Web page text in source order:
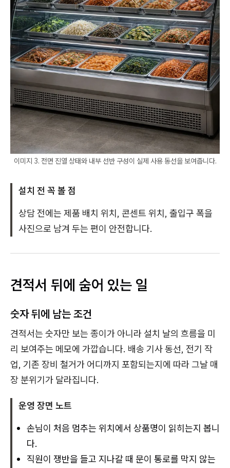
이미지 3. 전면 진열 상태와 내부 선반 구성이 실제 사용 동선을 보여줍니다.
설치 전 꼭 볼 점
상담 전에는 제품 배치 위치, 콘센트 위치, 출입구 폭을
사진으로 남겨 두는 편이 안전합니다.
견적서 뒤에 숨어 있는 일
숫자 뒤에 남는 조건
견적서는 숫자만 보는 종이가 아니라 설치 날의 흐름을 미
리 보여주는 메모에 가깝습니다. 배송 기사 동선, 전기 작
업, 기존 장비 철거가 어디까지 포함되는지에 따라 그날 매
장 분위기가 달라집니다.
운영 장면 노트
손님이 처음 멈추는 위치에서 상품명이 읽히는지 봅니
다.
직원이 쟁반을 들고 지나갈 때 문이 통로를 막지 않는